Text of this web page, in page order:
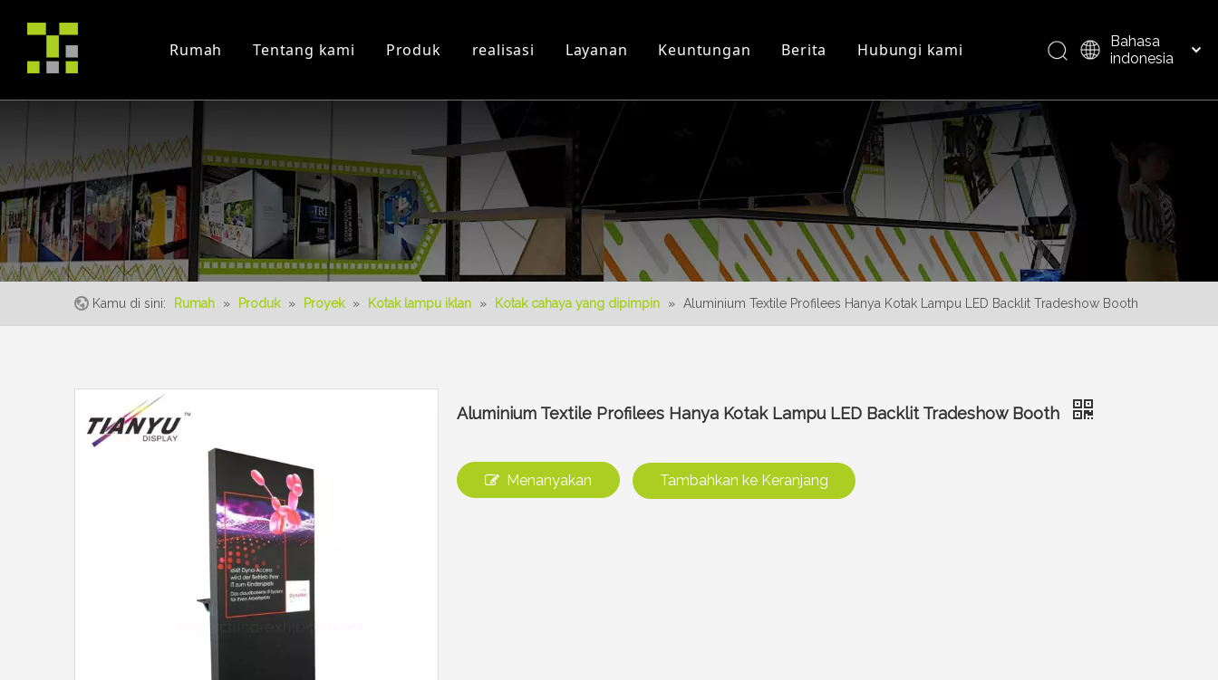
Rumah Tentang kami
Workshop dan Peralatan
Produk
Video 3D Ikhtisar produk
realisasi Layanan Keuntungan Berita
Produk baru
Hubungi kami
Bahasa
indonesia
Italiano
Pусский
Nederlands
Português
Deutsch
Español
简体中文
English
Kamu di sini: Rumah » Produk » Proyek » Kotak lampu iklan » Kotak cahaya yang dipimpin » Aluminium Textile Profilees Hanya Kotak Lampu LED Backlit Tradeshow Booth
Aluminium Textile Profilees Hanya Kotak Lampu LED Backlit Tradeshow Booth
Menanyakan Tambahkan ke Keranjang